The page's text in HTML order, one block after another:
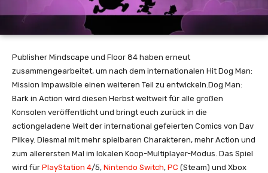
Publisher Mindscape und Floor 84 haben erneut
zusammengearbeitet, um nach dem internationalen Hit Dog Man:
Mission Impawsible einen weiteren Teil zu entwickeln.Dog Man:
Bark in Action wird diesen Herbst weltweit für alle großen
Konsolen veröffentlicht und bringt euch zurück in die
actiongeladene Welt der international gefeierten Comics von Dav
Pilkey. Diesmal mit mehr spielbaren Charakteren, mehr Action und
zum allerersten Mal im lokalen Koop-Multiplayer-Modus. Das Spiel
wird für PlayStation 4/5, Nintendo Switch, PC (Steam) und Xbox